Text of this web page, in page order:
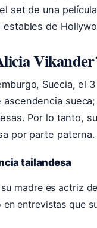
set de una
estables de
Suecia, el
Por lo tanto,
por parte paterna.
tailandesa
madre es actriz
entrevistas que